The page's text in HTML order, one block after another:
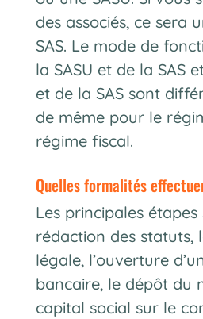
des associés, ce sera
SAS. Le mode de
la SASU et de la SAS
et de la SAS sont
de même pour le
régime fiscal.
quelles formalités
Les principales
rédaction des statuts,
légale, l’ouverture
bancaire, le dépôt du
capital social sur le